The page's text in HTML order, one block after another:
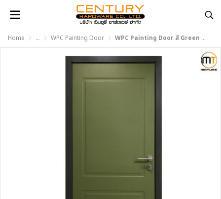
Home ... WPC Painting Door WPC Painting Door สี Green Field